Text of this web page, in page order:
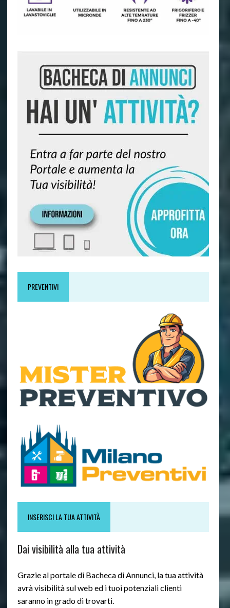
PREVENTIVI
INSERISCI LA TUA ATTIVITÀ
Dai visibilità alla tua attività
Grazie al portale di Bacheca di Annunci, la tua attività
avrà visibilità sul web ed i tuoi potenziali clienti
saranno in grado di trovarti.